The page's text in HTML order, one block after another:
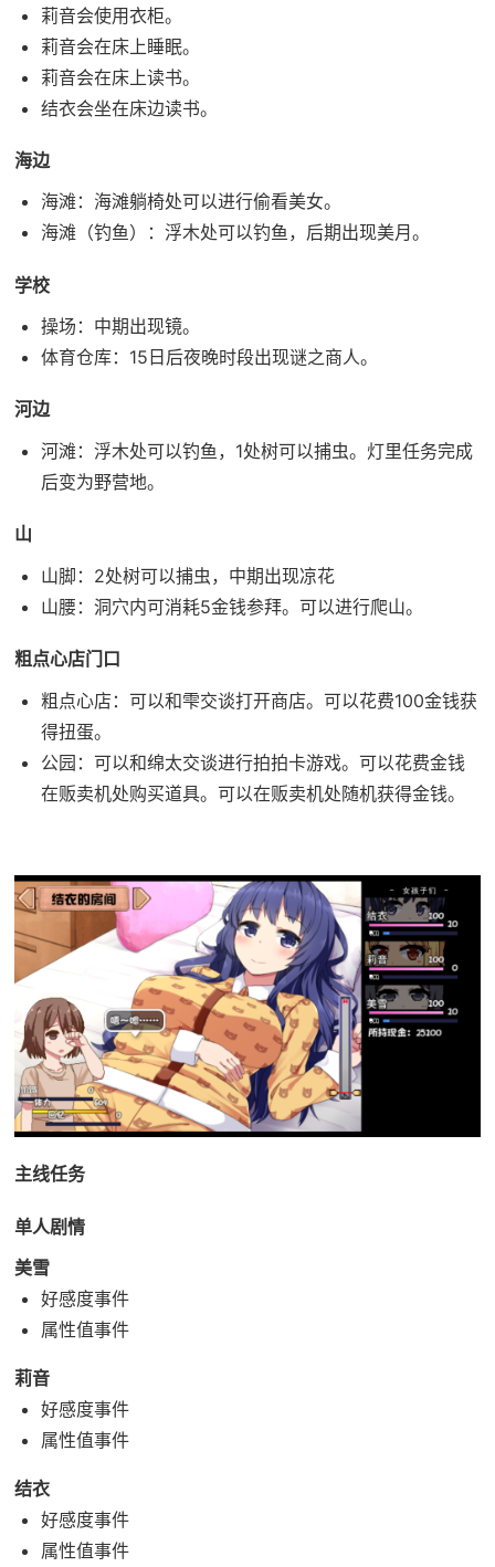
莉音会使用衣柜。
莉音会在床上睡眠。
莉音会在床上读书。
结衣会坐在床边读书。
海边
海滩：海滩躺椅处可以进行偷看美女。
海滩（钓鱼）：浮木处可以钓鱼，后期出现美月。
学校
操场：中期出现镜。
体育仓库：15日后夜晚时段出现谜之商人。
河边
河滩：浮木处可以钓鱼，1处树可以捕虫。灯里任务完成
后变为野营地。
山
山脚：2处树可以捕虫，中期出现凉花
山腰：洞穴内可消耗5金钱参拜。可以进行爬山。
粗点心店门口
粗点心店：可以和雫交谈打开商店。可以花费100金钱获
得扭蛋。
公园：可以和绵太交谈进行拍拍卡游戏。可以花费金钱
在贩卖机处购买道具。可以在贩卖机处随机获得金钱。
主线任务
单人剧情
美雪
好感度事件
属性值事件
莉音
好感度事件
属性值事件
结衣
好感度事件
属性值事件